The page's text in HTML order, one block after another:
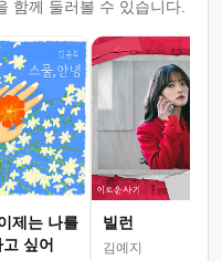
함께 둘러볼 수 있습니다.
제는 나를
싶어
빌런
김예지